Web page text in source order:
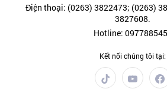
Điện thoại: (0263) 3822473; (0263)
3827608.
Hotline:
Kết nối chúng tôi tại: